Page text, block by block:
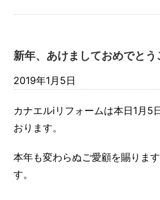
新年、あけましておめでとう
2019年1月5日
カナエルiリフォームは本日1月5
おります。
本年も変わらぬご愛顧を賜りま
す。